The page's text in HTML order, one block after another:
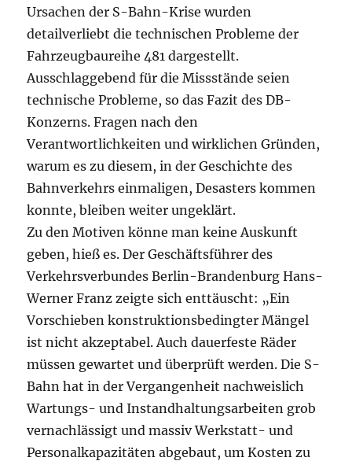
Ursachen der S-Bahn-Krise wurden
detailverliebt die technischen Probleme der
Fahrzeugbaureihe 481 dargestellt.
Ausschlaggebend für die Missstände seien
technische Probleme, so das Fazit des DB-
Konzerns. Fragen nach den
Verantwortlichkeiten und wirklichen Gründen,
warum es zu diesem, in der Geschichte des
Bahnverkehrs einmaligen, Desasters kommen
konnte, bleiben weiter ungeklärt.
Zu den Motiven könne man keine Auskunft
geben, hieß es. Der Geschäftsführer des
Verkehrsverbundes Berlin-Brandenburg Hans-
Werner Franz zeigte sich enttäuscht: „Ein
Vorschieben konstruktionsbedingter Mängel
ist nicht akzeptabel. Auch dauerfeste Räder
müssen gewartet und überprüft werden. Die S-
Bahn hat in der Vergangenheit nachweislich
Wartungs- und Instandhaltungsarbeiten grob
vernachlässigt und massiv Werkstatt- und
Personalkapazitäten abgebaut, um Kosten zu